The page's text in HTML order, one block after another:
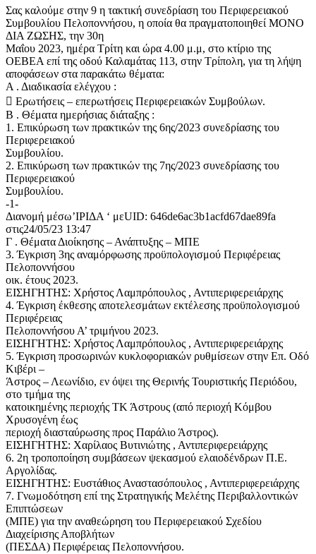
Σας καλούμε στην 9 η τακτική συνεδρίαση του Περιφερειακού
Συμβουλίου Πελοποννήσου, η οποία θα πραγματοποιηθεί ΜΟΝΟ
ΔΙΑ ΖΩΣΗΣ, την 30η
Μαΐου 2023, ημέρα Τρίτη και ώρα 4.00 μ.μ, στο κτίριο της
ΟΕΒΕΑ επί της οδού Καλαμάτας 113, στην Τρίπολη, για τη λήψη
αποφάσεων στα παρακάτω θέματα:
Α . Διαδικασία ελέγχου :
 Ερωτήσεις – επερωτήσεις Περιφερειακών Συμβούλων.
Β . Θέματα ημερήσιας διάταξης :
1. Επικύρωση των πρακτικών της 6ης/2023 συνεδρίασης του
Περιφερειακού
Συμβουλίου.
2. Επικύρωση των πρακτικών της 7ης/2023 συνεδρίασης του
Περιφερειακού
Συμβουλίου.
-1-
Διανομή μέσω’ΙΡΙΔΑ ‘ μεUID: 646de6ac3b1acfd67dae89fa
στις24/05/23 13:47
Γ . Θέματα Διοίκησης – Ανάπτυξης – ΜΠΕ
3. Έγκριση 3ης αναμόρφωσης προϋπολογισμού Περιφέρειας
Πελοποννήσου
οικ. έτους 2023.
ΕΙΣΗΓΗΤΗΣ: Χρήστος Λαμπρόπουλος , Αντιπεριφερειάρχης
4. Έγκριση έκθεσης αποτελεσμάτων εκτέλεσης προϋπολογισμού
Περιφέρειας
Πελοποννήσου Α’ τριμήνου 2023.
ΕΙΣΗΓΗΤΗΣ: Χρήστος Λαμπρόπουλος , Αντιπεριφερειάρχης
5. Έγκριση προσωρινών κυκλοφοριακών ρυθμίσεων στην Επ. Οδό
Κιβέρι –
Άστρος – Λεωνίδιο, εν όψει της Θερινής Τουριστικής Περιόδου,
στο τμήμα της
κατοικημένης περιοχής ΤΚ Άστρους (από περιοχή Κόμβου
Χρυσογένη έως
περιοχή διασταύρωσης προς Παράλιο Άστρος).
ΕΙΣΗΓΗΤΗΣ: Χαρίλαος Βυτινιώτης , Αντιπεριφερειάρχης
6. 2η τροποποίηση συμβάσεων ψεκασμού ελαιοδένδρων Π.Ε.
Αργολίδας.
ΕΙΣΗΓΗΤΗΣ: Ευστάθιος Αναστασόπουλος , Αντιπεριφερειάρχης
7. Γνωμοδότηση επί της Στρατηγικής Μελέτης Περιβαλλοντικών
Επιπτώσεων
(ΜΠΕ) για την αναθεώρηση του Περιφερειακού Σχεδίου
Διαχείρισης Αποβλήτων
(ΠΕΣΔΑ) Περιφέρειας Πελοποννήσου.